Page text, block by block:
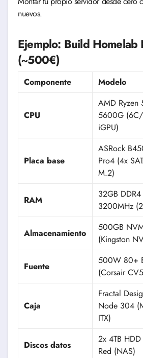
nuevos.
Ejemplo: Build Homelab
(~500€)
Componente Modelo
CPU
AMD Ryzen
5600G (6C/
iGPU)
Placa base
ASRock
Pro4 (4x
M.2)
RAM
32GB DDR4
3200MHz
Almacenamiento
500GB
(Kingston
Fuente
500W 80+
(Corsair
Caja
Fractal
Node 304
ITX)
Discos datos
2x 4TB
Red (NAS)